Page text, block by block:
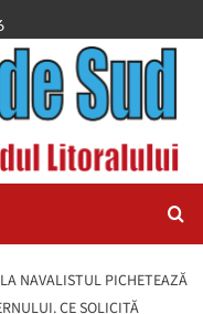
NAVALISTUL PICHETEAZĂ
CE SOLICITĂ